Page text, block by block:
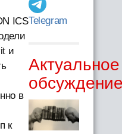
ICS
и
в
к
Telegram
Актуальное